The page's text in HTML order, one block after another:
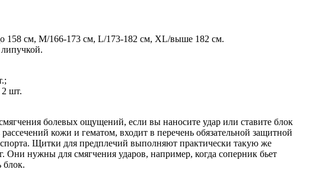
158 см, M/166-173 см, L/173-182 см, XL/выше 182 см.
липучкой.
2 шт.
болевых ощущений, если вы наносите удар или ставите блок
кожи и гематом, входит в перечень обязательной защитной
Щитки для предплечий выполняют практически такую же
Они нужны для смягчения ударов, например, когда соперник бьет
блок.